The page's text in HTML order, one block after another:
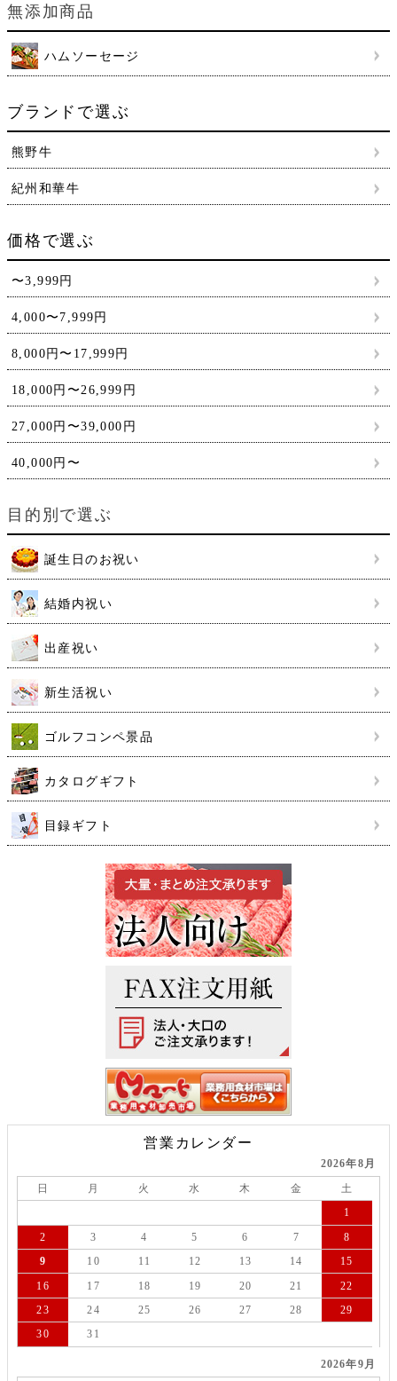
無添加商品
ハムソーセージ
ブランドで選ぶ
熊野牛
紀州和華牛
価格で選ぶ
〜3,999円
4,000〜7,999円
8,000円〜17,999円
18,000円〜26,999円
27,000円〜39,000円
40,000円〜
目的別で選ぶ
誕生日のお祝い
結婚内祝い
出産祝い
新生活祝い
ゴルフコンペ景品
カタログギフト
目録ギフト
営業カレンダー
2026年8月
日 月 火 水 木 金
土
1
2
3 4 5 6 7
8
9
10 11 12 13 14
15
16
17 18 19 20 21
22
23
24 25 26 27 28
29
30
31
2026年9月